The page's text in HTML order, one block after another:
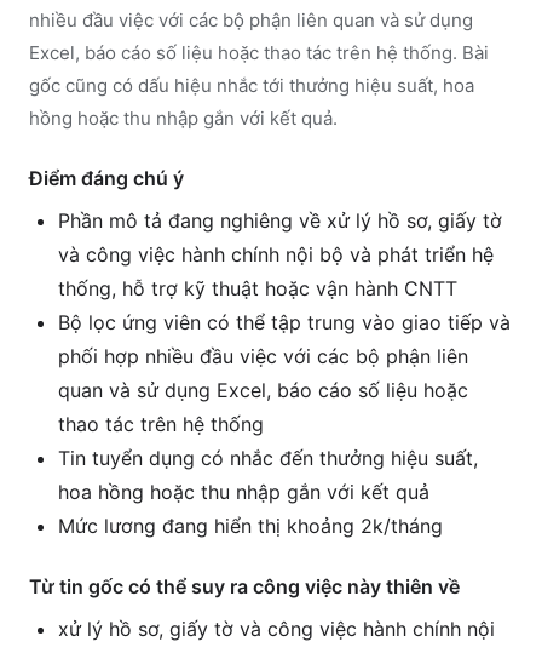
nhiều đầu việc với các bộ phận liên quan và sử dụng
Excel, báo cáo số liệu hoặc thao tác trên hệ thống. Bài
gốc cũng có dấu hiệu nhắc tới thưởng hiệu suất, hoa
hồng hoặc thu nhập gắn với kết quả.
Điểm đáng chú ý
Phần mô tả đang nghiêng về xử lý hồ sơ, giấy tờ
và công việc hành chính nội bộ và phát triển hệ
thống, hỗ trợ kỹ thuật hoặc vận hành CNTT
Bộ lọc ứng viên có thể tập trung vào giao tiếp và
phối hợp nhiều đầu việc với các bộ phận liên
quan và sử dụng Excel, báo cáo số liệu hoặc
thao tác trên hệ thống
Tin tuyển dụng có nhắc đến thưởng hiệu suất,
hoa hồng hoặc thu nhập gắn với kết quả
Mức lương đang hiển thị khoảng 2k/tháng
Từ tin gốc có thể suy ra công việc này thiên về
xử lý hồ sơ, giấy tờ và công việc hành chính nội